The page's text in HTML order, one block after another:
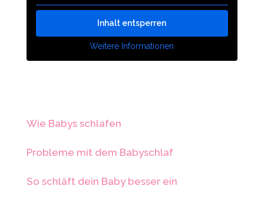
Inhalt entsperren
Weitere Informationen
Wie Babys schlafen
Probleme mit dem Babyschlaf
So schläft dein Baby besser ein